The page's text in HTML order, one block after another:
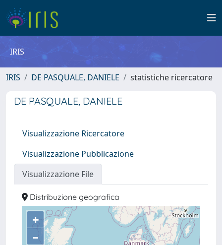
IRIS
IRIS DE PASQUALE, DANIELE statistiche ricercatore
DE PASQUALE, DANIELE
Visualizzazione Ricercatore
Visualizzazione Pubblicazione
Visualizzazione File
Distribuzione geografica
+
–